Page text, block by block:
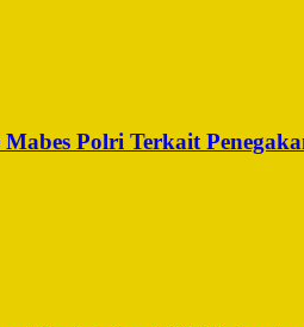
Polri Terkait